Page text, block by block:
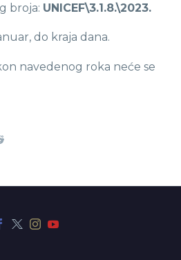
broja: UNICEF\3.1.8.\2023.
do kraja dana.
navedenog roka neće se